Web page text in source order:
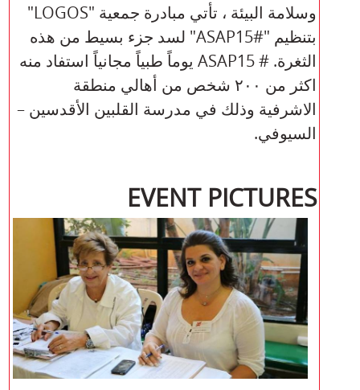
وسلامة البيئة ، تأتي مبادرة جمعية "LOGOS"
بتنظيم "#ASAP15" لسد جزء بسيط من هذه
الثغرة. # ASAP15 يوماً طبياً مجانياً استفاد منه
اكثر من ٢٠٠ شخص من أهالي منطقة
الاشرفية وذلك في مدرسة القلبين الأقدسين –
السيوفي.
EVENT PICTURES